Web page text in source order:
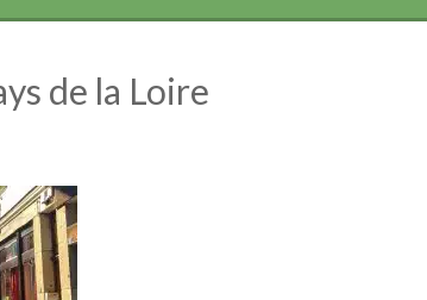
de la Loire